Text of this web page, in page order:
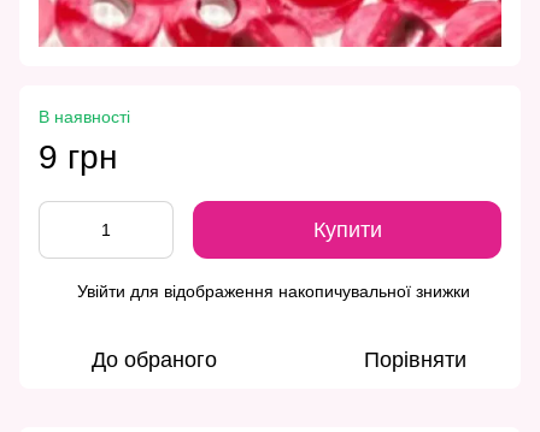
В наявності
9 грн
Купити
Увійти для відображення накопичувальної знижки
До обраного Порівняти